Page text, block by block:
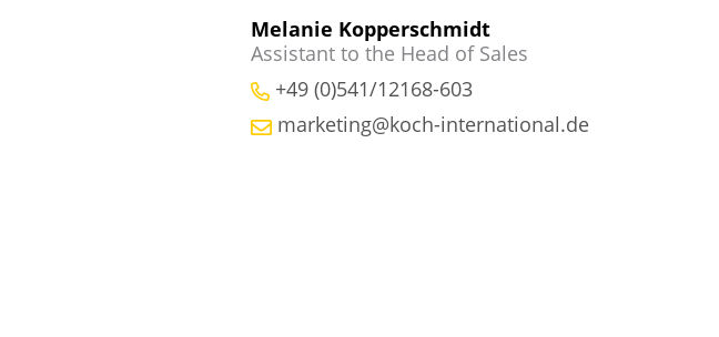
Melanie Kopperschmidt
Assistant to the Head of Sales
+49 (0)541/12168-603
marketing@koch-international.de